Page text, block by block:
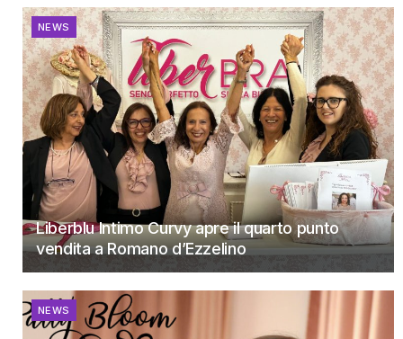
NEWS
Liberblu Intimo Curvy apre il quarto punto
vendita a Romano d’Ezzelino
NEWS